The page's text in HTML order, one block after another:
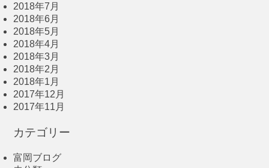
2018年7月
2018年6月
2018年5月
2018年4月
2018年3月
2018年2月
2018年1月
2017年12月
2017年11月
カテゴリー
富岡ブログ